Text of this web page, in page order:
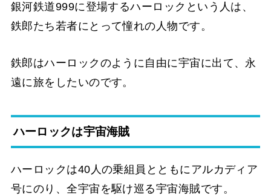
銀河鉄道999に登場するハーロックという人は、
鉄郎たち若者にとって憧れの人物です。
鉄郎はハーロックのように自由に宇宙に出て、永
遠に旅をしたいのです。
ハーロックは宇宙海賊
ハーロックは40人の乗組員とともにアルカディア
号にのり、全宇宙を駆け巡る宇宙海賊です。